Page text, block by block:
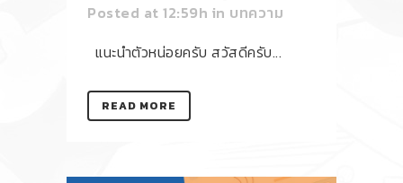
Posted at 12:59h in บทความ
แนะนำตัวหน่อยครับ สวัสดีครับ...
READ MORE